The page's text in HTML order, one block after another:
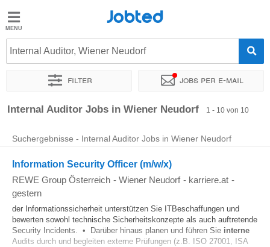
Jobted
Jobs
Jobted
Internal Auditor, Wiener Neudorf
Filter Jobs per e-mail
Sortieren nach Genauer Standort Unternehmen
Internal Auditor Jobs in Wiener Neudorf 1 - 10 von 10
Suchergebnisse - Internal Auditor Jobs in Wiener Neudorf
Information Security Officer (m/w/x)
REWE Group Österreich - Wiener Neudorf - karriere.at -
gestern
der Informationssicherheit unterstützen Sie ITBeschaffungen und
bewerten sowohl technische Sicherheitskonzepte als auch auftretende
Security Incidents. • Darüber hinaus planen und führen Sie interne
Audits durch und begleiten externe Prüfungen (z.B. ISO 27001, ISA